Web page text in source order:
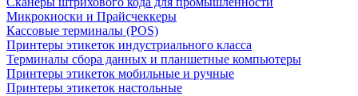
Микрокиоски и Прайсчеккеры
Кассовые терминалы (POS)
Принтеры этикеток индустриального класса
Терминалы сбора данных и планшетные компьютеры
Принтеры этикеток мобильные и ручные
Принтеры этикеток настольные